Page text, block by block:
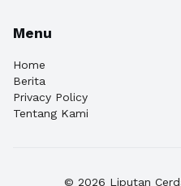
Menu
Home
Berita
Privacy Policy
Tentang Kami
© 2026 Liputan